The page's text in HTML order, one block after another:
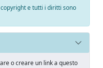
e tutti i diritti sono
o creare un link a questo